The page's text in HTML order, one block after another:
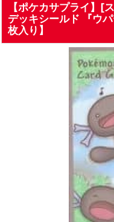
【ポケカサプライ】[
デッキシールド 『ウ
枚入り】